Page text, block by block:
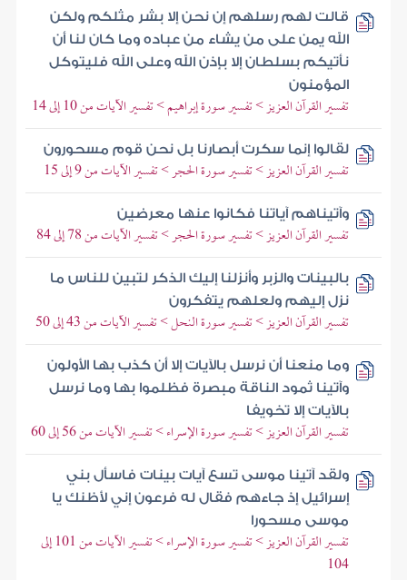
قالت لهم رسلهم إن نحن إلا بشر مثلكم ولكن
الله يمن على من يشاء من عباده وما كان لنا أن
نأتيكم بسلطان إلا بإذن الله وعلى الله فليتوكل
المؤمنون
تفسير القرآن العزيز > تفسير سورة إبراهيم > تفسير الآيات من 10 إلى 14
لقالوا إنما سكرت أبصارنا بل نحن قوم مسحورون
تفسير القرآن العزيز > تفسير سورة الحجر > تفسير الآيات من 9 إلى 15
وآتيناهم آياتنا فكانوا عنها معرضين
تفسير القرآن العزيز > تفسير سورة الحجر > تفسير الآيات من 78 إلى 84
بالبينات والزبر وأنزلنا إليك الذكر لتبين للناس ما
نزل إليهم ولعلهم يتفكرون
تفسير القرآن العزيز > تفسير سورة النحل > تفسير الآيات من 43 إلى 50
وما منعنا أن نرسل بالآيات إلا أن كذب بها الأولون
وآتينا ثمود الناقة مبصرة فظلموا بها وما نرسل
بالآيات إلا تخويفا
تفسير القرآن العزيز > تفسير سورة الإسراء > تفسير الآيات من 56 إلى 60
ولقد آتينا موسى تسع آيات بينات فاسأل بني
إسرائيل إذ جاءهم فقال له فرعون إني لأظنك يا
موسى مسحورا
تفسير القرآن العزيز > تفسير سورة الإسراء > تفسير الآيات من 101 إلى
104